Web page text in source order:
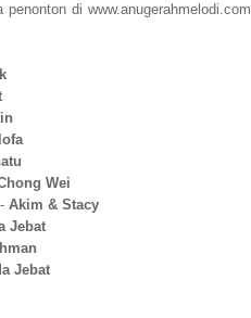
di
Wei
Akim & Stacy
Jebat
Jebat